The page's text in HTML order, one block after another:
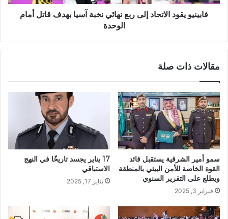
فابينيو يقود الاتحاد إلى ربع نهائي نخبة آسيا بهدف قاتل أمام
الوحدة
مقالات ذات صلة
سمو أمير الشرقية يستقبل قائد
القوة الخاصة للأمن البيئي بالمنطقة
ويطلع على التقرير السنوي
فبراير 3, 2025
17 يناير يجسد تاريخًا في النهج
الاستباقي
يناير 17, 2025